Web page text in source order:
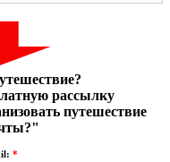
рассылку
путешествие
*